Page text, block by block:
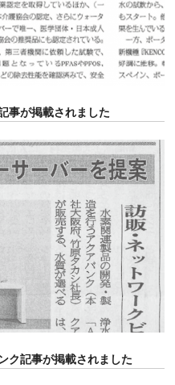
事が掲載されました
ク記事が掲載されました